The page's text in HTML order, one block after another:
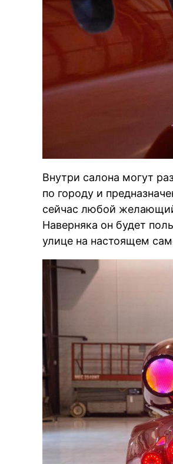
Внутри салона могут
по городу и
сейчас любой
Наверняка он будет
улице на настоящем